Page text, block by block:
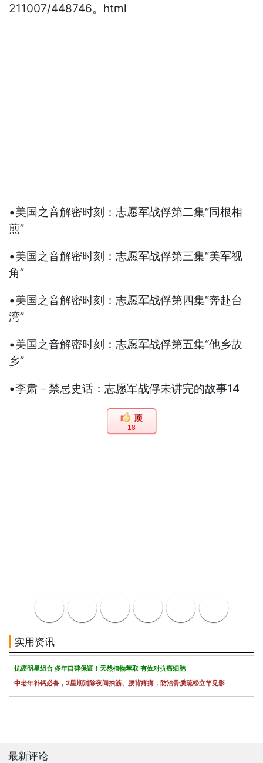
211007/448746。html
•美国之音解密时刻：志愿军战俘第二集“同根相
煎”
•美国之音解密时刻：志愿军战俘第三集“美军视
角”
•美国之音解密时刻：志愿军战俘第四集“奔赴台
湾”
•美国之音解密时刻：志愿军战俘第五集“他乡故
乡”
•李肃－禁忌史话：志愿军战俘未讲完的故事14
18
实用资讯
抗癌明星组合 多年口碑保证！天然植物萃取 有效对抗癌细胞
中老年补钙必备，2星期消除夜间抽筋、腰背疼痛，防治骨质疏松立竿见影
最新评论